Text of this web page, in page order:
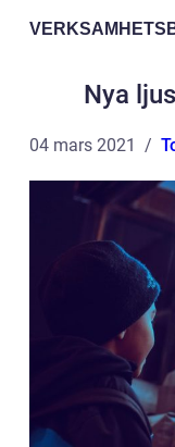
Nya
04 mars 2021